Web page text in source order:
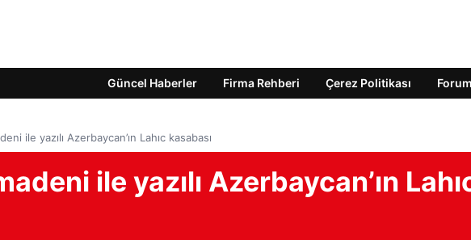
Güncel Haberler Firma Rehberi Çerez Politikası Forum
ile yazılı Azerbaycan’ın Lahıc kasabası
ile yazılı Azerbaycan’ın